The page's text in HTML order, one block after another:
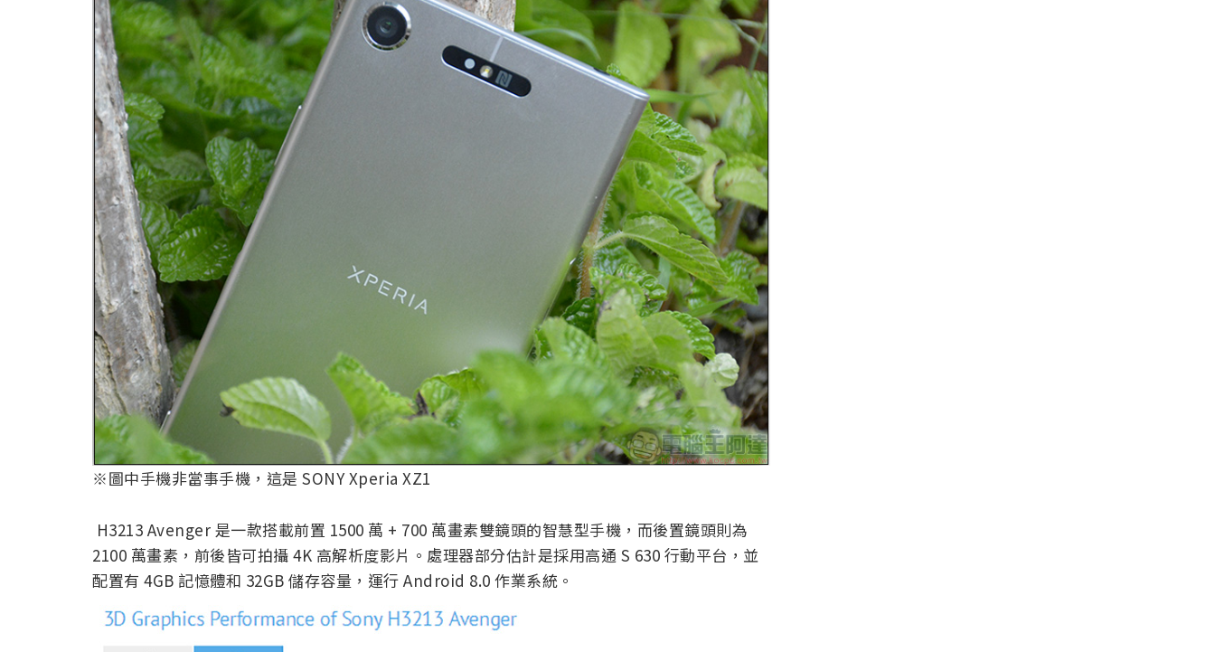
※圖中手機非當事手機，這是 SONY Xperia XZ1
H3213 Avenger 是一款搭載前置 1500 萬 + 700 萬畫素雙鏡頭的智慧型手機，而後置鏡頭則為
2100 萬畫素，前後皆可拍攝 4K 高解析度影片。處理器部分估計是採用高通 S 630 行動平台，並
配置有 4GB 記憶體和 32GB 儲存容量，運行 Android 8.0 作業系統。